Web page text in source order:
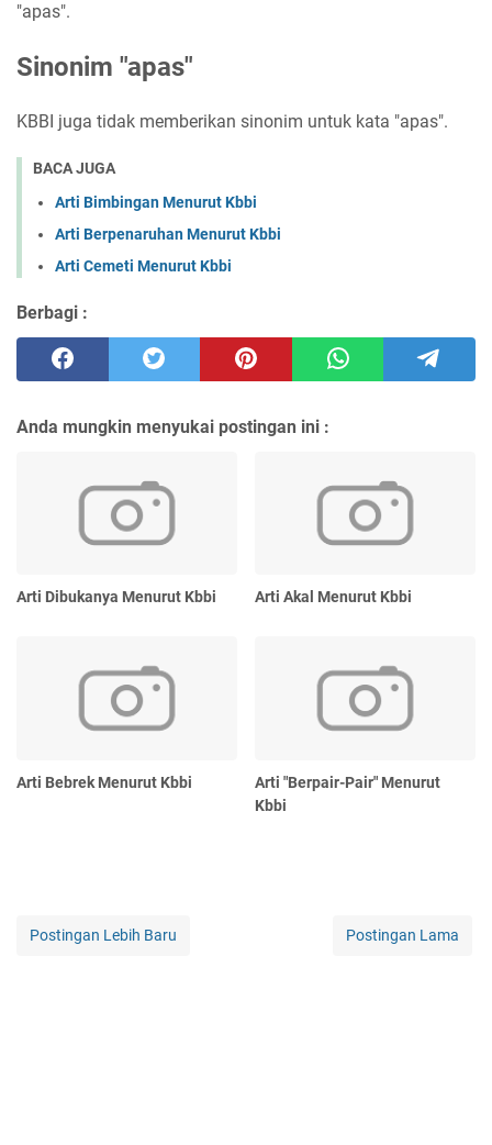
"apas".
Sinonim "apas"
KBBI juga tidak memberikan sinonim untuk kata "apas".
BACA JUGA
Arti Bimbingan Menurut Kbbi
Arti Berpenaruhan Menurut Kbbi
Arti Cemeti Menurut Kbbi
Berbagi :
Anda mungkin menyukai postingan ini :
Arti Dibukanya Menurut Kbbi Arti Akal Menurut Kbbi
Arti Bebrek Menurut Kbbi
Arti "Berpair-Pair" Menurut
Kbbi
Postingan Lebih Baru Postingan Lama